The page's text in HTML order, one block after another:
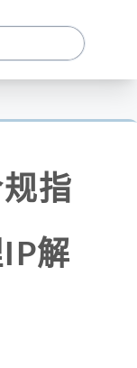
指
解